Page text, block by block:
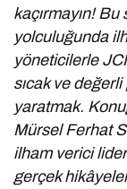
kaçırmayın! Bu
yolculuğunda
yöneticilerle
sıcak ve
yaratmak.
Mürsel Ferhat
ilham verici
gerçek